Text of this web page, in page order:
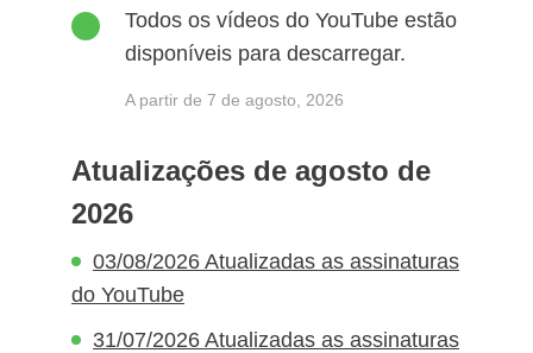
Todos os vídeos do YouTube estão
disponíveis para descarregar.
A partir de 7 de agosto, 2026
Atualizações de agosto de
2026
03/08/2026 Atualizadas as assinaturas
do YouTube
31/07/2026 Atualizadas as assinaturas